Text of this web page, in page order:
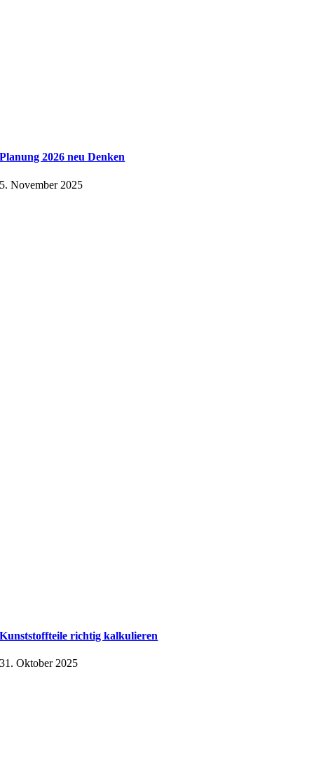
Planung 2026 neu Denken
5. November 2025
Kunststoffteile richtig kalkulieren
31. Oktober 2025